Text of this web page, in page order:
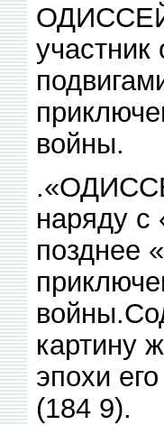
войны.
наряду с
позднее
картину
эпохи
(184 9).